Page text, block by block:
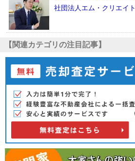
社団法人エム・クリエイト
【関連カテゴリの注目記事】